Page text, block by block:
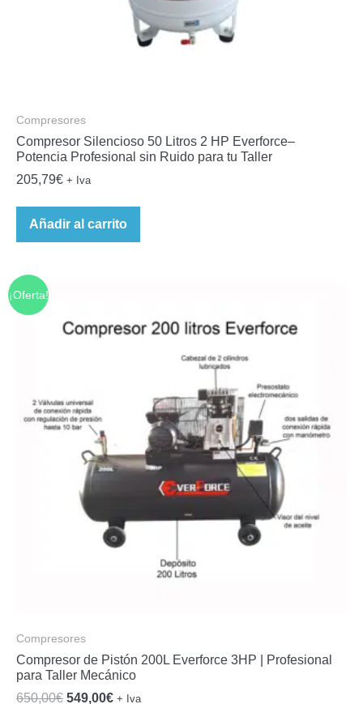
Compresores
Compresor Silencioso 50 Litros 2 HP Everforce–
Potencia Profesional sin Ruido para tu Taller
205,79€ + Iva
Añadir al carrito
¡Oferta!
Compresores
Compresor de Pistón 200L Everforce 3HP | Profesional
para Taller Mecánico
650,00€ El
549,00€El+ Iva